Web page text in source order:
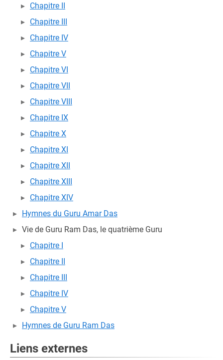
Chapitre II
Chapitre III
Chapitre IV
Chapitre V
Chapitre VI
Chapitre VII
Chapitre VIII
Chapitre IX
Chapitre X
Chapitre XI
Chapitre XII
Chapitre XIII
Chapitre XIV
Hymnes du Guru Amar Das
Vie de Guru Ram Das, le quatrième Guru
Chapitre I
Chapitre II
Chapitre III
Chapitre IV
Chapitre V
Hymnes de Guru Ram Das
Liens externes